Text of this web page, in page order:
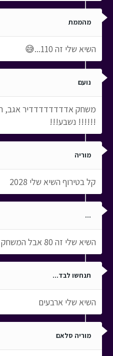
מהממת
השיא שלי זה 110...😅
נועם
!!!!!! נשבע!!!
מוריה
קל בטירוף השיא שלי 2028
...
השיא שלי זה 80 אבל המשחק הזה משעמם
תנחשו לבד...
השיא שלי ארבעים
מוריה סלאם